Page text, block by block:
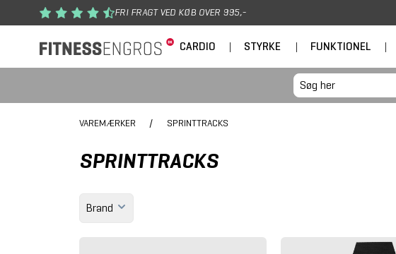
Gå til hovedindhold FRI FRAGT VED KØB OVER 995,-
CARDIO | STYRKE | FUNKTIONEL |
VAREMÆRKER / SPRINTTRACKS
SPRINTTRACKS
Brand